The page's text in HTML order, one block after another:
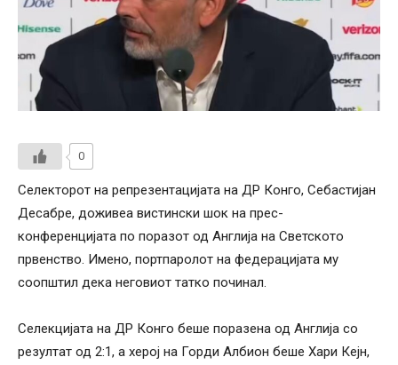
0
Селекторот на репрезентацијата на ДР Конго, Себастијан
Десабре, доживеа вистински шок на прес-
конференцијата по поразот од Англија на Светското
првенство. Имено, портпаролот на федерацијата му
соопштил дека неговиот татко починал.
Селекцијата на ДР Конго беше поразена од Англија со
резултат од 2:1, а херој на Горди Албион беше Хари Кејн,